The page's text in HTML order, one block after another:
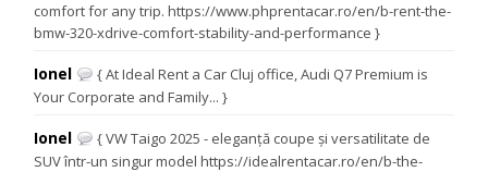
comfort for any trip. https://www.phprentacar.ro/en/b-rent-the-
bmw-320-xdrive-comfort-stability-and-performance }
Ionel
{ At Ideal Rent a Car Cluj office, Audi Q7 Premium is
Your Corporate and Family... }
Ionel
{ VW Taigo 2025 - eleganță coupe și versatilitate de
SUV într-un singur model https://idealrentacar.ro/en/b-the-